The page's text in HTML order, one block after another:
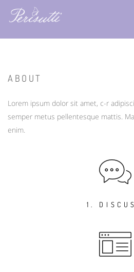
ABOUT
Lorem ipsum dolor sit amet, c-r
semper metus pellentesque mattis.
enim.
1.